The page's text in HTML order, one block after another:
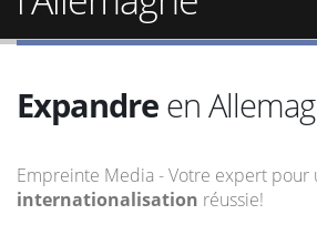
Expandre en
Empreinte Media - Votre expert pour
internationalisation réussie!